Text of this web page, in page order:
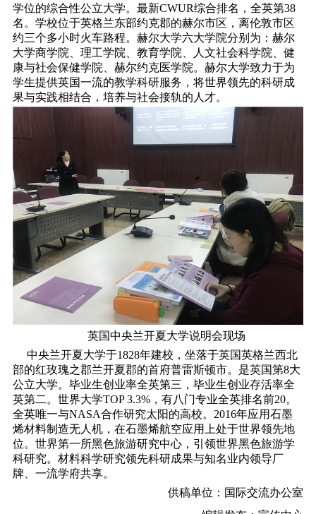
学位的综合性公立大学。最新CWUR综合排名，全英第38
名。学校位于英格兰东部约克郡的赫尔市区，离伦敦市区
约三个多小时火车路程。赫尔大学六大学院分别为：赫尔
大学商学院、理工学院、教育学院、人文社会科学院、健
康与社会保健学院、赫尔约克医学院。赫尔大学致力于为
学生提供英国一流的教学科研服务，将世界领先的科研成
果与实践相结合，培养与社会接轨的人才。
英国中央兰开夏大学说明会现场
中央兰开夏大学于1828年建校，坐落于英国英格兰西北
部的红玫瑰之郡兰开夏郡的首府普雷斯顿市。是英国第8大
公立大学。毕业生创业率全英第三，毕业生创业存活率全
英第二。世界大学TOP 3.3%，有八门专业全英排名前20。
全英唯一与NASA合作研究太阳的高校。2016年应用石墨
烯材料制造无人机，在石墨烯航空应用上处于世界领先地
位。世界第一所黑色旅游研究中心，引领世界黑色旅游学
科研究。材料科学研究领先科研成果与知名业内领导厂
牌、一流学府共享。
供稿单位：国际交流办公室